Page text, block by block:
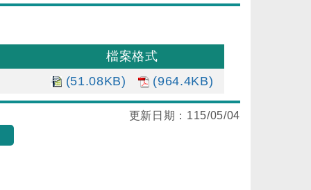
檔案格式
(51.08KB)
(964.4KB)
更新日期： 115/05/04